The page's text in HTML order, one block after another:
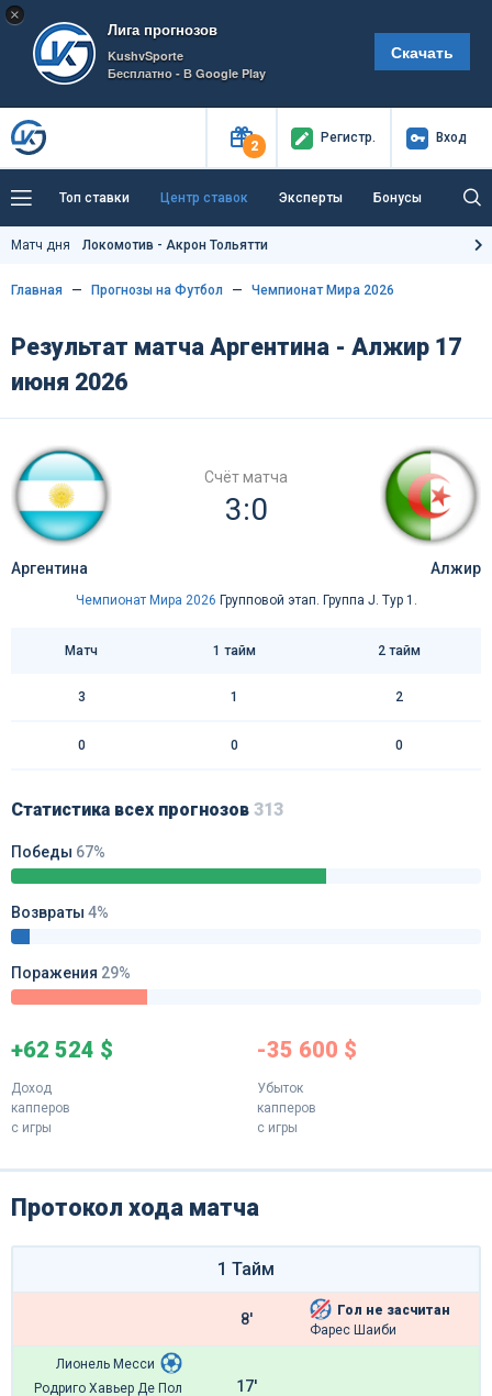
×
Лига прогнозов
KushvSporte
Бесплатно - В Google Play
Скачать
2
Регистр. Вход
Топ ставки Центр ставок Эксперты Бонусы
Тренды Букмекеры Пресс-центр
Как тут заработать?
Матч дня Локомотив - Акрон Тольятти
Главная Прогнозы на Футбол Чемпионат Мира 2026
Результат матча Аргентина - Алжир 17
июня 2026
Счёт матча
3:0
Аргентина Алжир
Чемпионат Мира 2026 Групповой этап. Группа J. Тур 1.
Матч 1 тайм 2 тайм
3 1 2
0 0 0
Статистика всех прогнозов 313
Победы 67%
Возвраты 4%
Поражения 29%
+62 524 $
Доход
капперов
с игры
-35 600 $
Убыток
капперов
с игры
Протокол хода матча
1 Тайм
8'
Гол не засчитан
Фарес Шаиби
Лионель Месси
Родриго Хавьер Де Пол
17'